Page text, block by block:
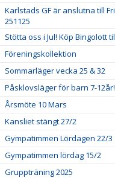
Karlstads GF är anslutna till
251125
Stötta oss i Jul! Köp Bingolott
Föreningskollektion
Sommarläger vecka 25 & 32
Påsklovsläger för barn 7-12år!
Årsmöte 10 Mars
Kansliet stängt 27/2
Gympatimmen Lördagen 22/3
Gympatimmen lördag 15/2
Gruppträning 2025